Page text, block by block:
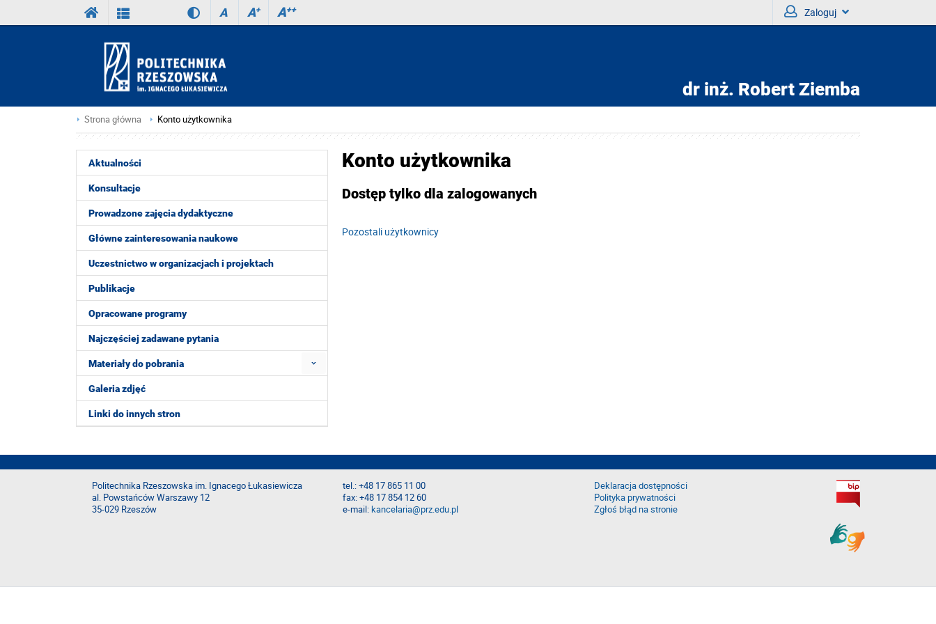
A A+ A++ Zaloguj
dr inż. Robert Ziemba
Strona główna Konto użytkownika
Aktualności
Konsultacje
Prowadzone zajęcia dydaktyczne
Główne zainteresowania naukowe
Uczestnictwo w organizacjach i projektach
Publikacje
Opracowane programy
Najczęściej zadawane pytania
Materiały do pobrania
Galeria zdjęć
Linki do innych stron
Konto użytkownika
Dostęp tylko dla zalogowanych
Pozostali użytkownicy
Politechnika Rzeszowska im. Ignacego Łukasiewicza
al. Powstańców Warszawy 12
35-029 Rzeszów
tel.: +48 17 865 11 00
fax: +48 17 854 12 60
e-mail:kancelaria@prz.edu.pl
Deklaracja dostępności
Polityka prywatności
Zgłoś błąd na stronie